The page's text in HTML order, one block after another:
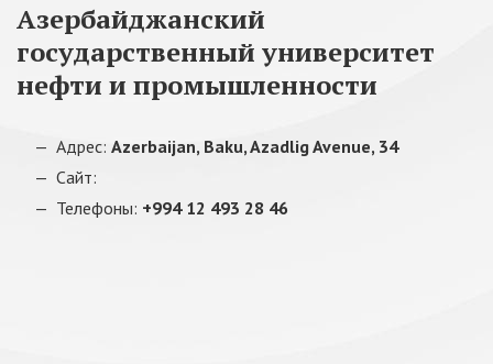
Азербайджанский
государственный университет
нефти и промышленности
Адрес: Azerbaijan, Baku, Azadlig Avenue, 34
Сайт:
Телефоны: +994 12 493 28 46